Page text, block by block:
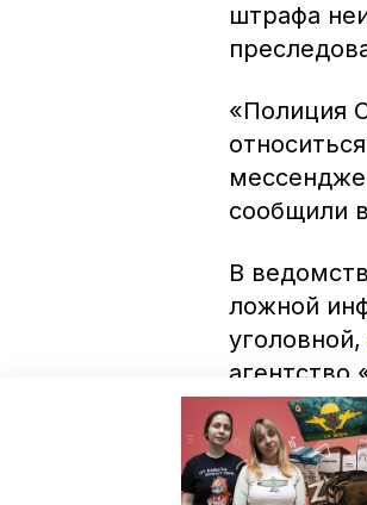
штрафа
«Полиция
сообщили
В
ложной
уголовной,
агентство
Фото: ГУ МВД
Авторы: Никита